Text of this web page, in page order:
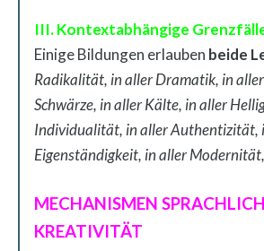
III. Kontextabhängige
Einige Bildungen erlauben beide
Radikalität, in aller Dramatik, in
Schwärze, in aller Kälte, in aller
Individualität, in aller Authentizität,
Eigenständigkeit, in aller Modernität,
MECHANISMEN
KREATIVITÄT